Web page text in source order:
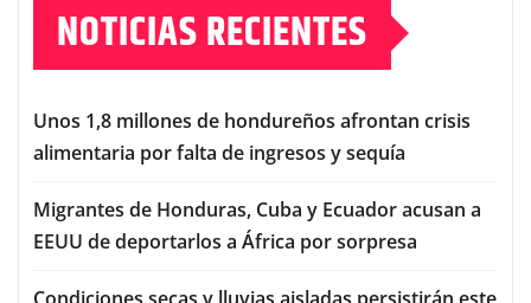
NOTICIAS RECIENTES
Unos 1,8 millones de hondureños afrontan crisis
alimentaria por falta de ingresos y sequía
Migrantes de Honduras, Cuba y Ecuador acusan a
EEUU de deportarlos a África por sorpresa